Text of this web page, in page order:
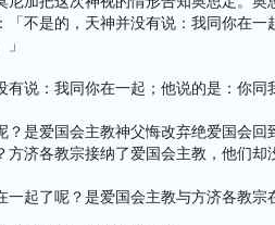
「不是的，天神并没有说：我同你在
有说：我同你在一起；他说的是：你同
？是爱国会主教神父悔改弃绝爱国会
方济各教宗接纳了爱国会主教，他们
一起了呢？是爱国会主教与方济各教